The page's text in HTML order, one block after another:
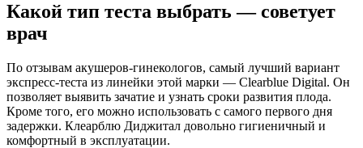
Какой тип теста выбрать — советует
врач
По отзывам акушеров-гинекологов, самый лучший вариант
экспресс-теста из линейки этой марки — Clearblue Digital. Он
позволяет выявить зачатие и узнать сроки развития плода.
Кроме того, его можно использовать с самого первого дня
задержки. Клеарблю Диджитал довольно гигиеничный и
комфортный в эксплуатации.